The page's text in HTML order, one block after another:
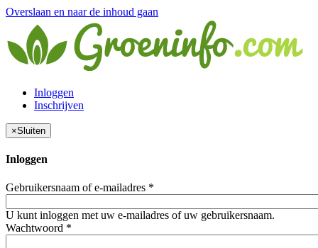
Overslaan en naar de inhoud gaan
Inloggen
Inschrijven
×Sluiten
Inloggen
Gebruikersnaam of e-mailadres *
U kunt inloggen met uw e-mailadres of uw gebruikersnaam.
Wachtwoord *